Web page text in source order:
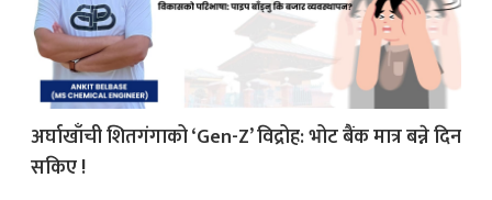
अर्घाखाँची शितगंगाको ‘Gen-Z’ विद्रोह: भोट बैंक मात्र बन्ने दिन
सकिए !